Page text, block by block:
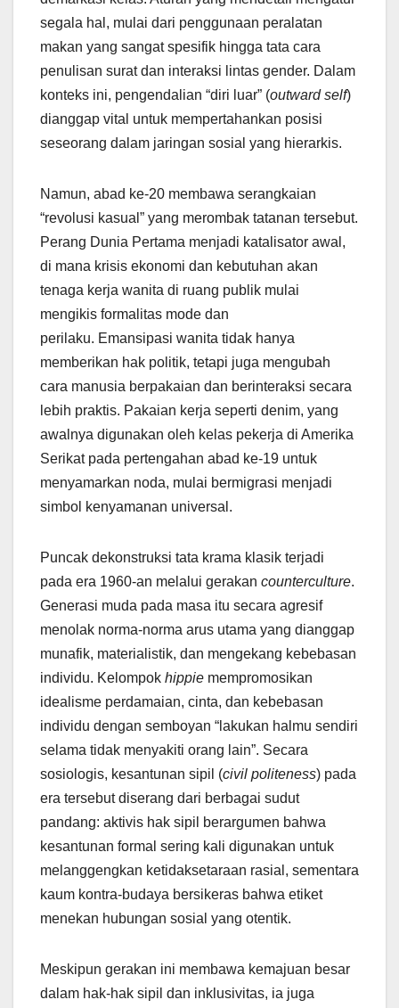
segala hal, mulai dari penggunaan peralatan
makan yang sangat spesifik hingga tata cara
penulisan surat dan interaksi lintas gender. Dalam
konteks ini, pengendalian “diri luar” (outward self)
dianggap vital untuk mempertahankan posisi
seseorang dalam jaringan sosial yang hierarkis.
Namun, abad ke-20 membawa serangkaian
“revolusi kasual” yang merombak tatanan tersebut.
Perang Dunia Pertama menjadi katalisator awal,
di mana krisis ekonomi dan kebutuhan akan
tenaga kerja wanita di ruang publik mulai
mengikis formalitas mode dan
perilaku. Emansipasi wanita tidak hanya
memberikan hak politik, tetapi juga mengubah
cara manusia berpakaian dan berinteraksi secara
lebih praktis. Pakaian kerja seperti denim, yang
awalnya digunakan oleh kelas pekerja di Amerika
Serikat pada pertengahan abad ke-19 untuk
menyamarkan noda, mulai bermigrasi menjadi
simbol kenyamanan universal.
Puncak dekonstruksi tata krama klasik terjadi
pada era 1960-an melalui gerakan counterculture.
Generasi muda pada masa itu secara agresif
menolak norma-norma arus utama yang dianggap
munafik, materialistik, dan mengekang kebebasan
individu. Kelompok hippie mempromosikan
idealisme perdamaian, cinta, dan kebebasan
individu dengan semboyan “lakukan halmu sendiri
selama tidak menyakiti orang lain”. Secara
sosiologis, kesantunan sipil (civil politeness) pada
era tersebut diserang dari berbagai sudut
pandang: aktivis hak sipil berargumen bahwa
kesantunan formal sering kali digunakan untuk
melanggengkan ketidaksetaraan rasial, sementara
kaum kontra-budaya bersikeras bahwa etiket
menekan hubungan sosial yang otentik.
Meskipun gerakan ini membawa kemajuan besar
dalam hak-hak sipil dan inklusivitas, ia juga